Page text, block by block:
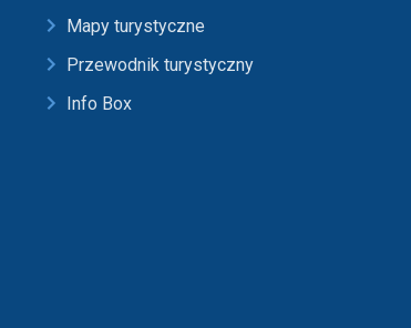
Mapy turystyczne
Przewodnik turystyczny
Info Box